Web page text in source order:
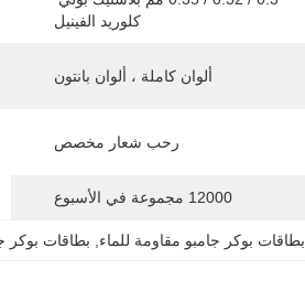
كلوريد الفينيل
ألوان كاملة ، ألوان بانتون
رحب شعار مخصص
12000 مجموعة في الأسبوع
بطاقات بوكر جامبو مقاومة للماء بطاقات بوكر جامبو